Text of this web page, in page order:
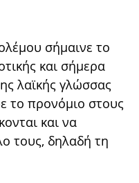
σήμαινε το
και σήμερα
λαϊκής γλώσσας
το προνόμιο στους
και να
τους, δηλαδή τη